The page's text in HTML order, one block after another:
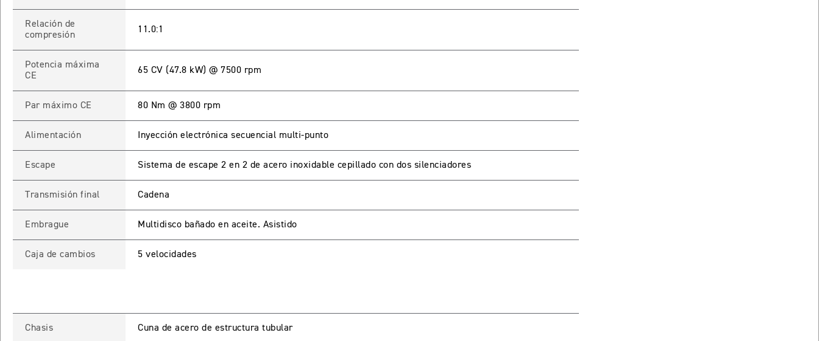
Relación de
compresión
11.0:1
Potencia máxima
CE
65 CV (47.8 kW) @ 7500 rpm
Par máximo CE 80 Nm @ 3800 rpm
Alimentación Inyección electrónica secuencial multi-punto
Escape Sistema de escape 2 en 2 de acero inoxidable cepillado con dos silenciadores
Transmisión final Cadena
Embrague Multidisco bañado en aceite. Asistido
Caja de cambios 5 velocidades
Chasis Cuna de acero de estructura tubular